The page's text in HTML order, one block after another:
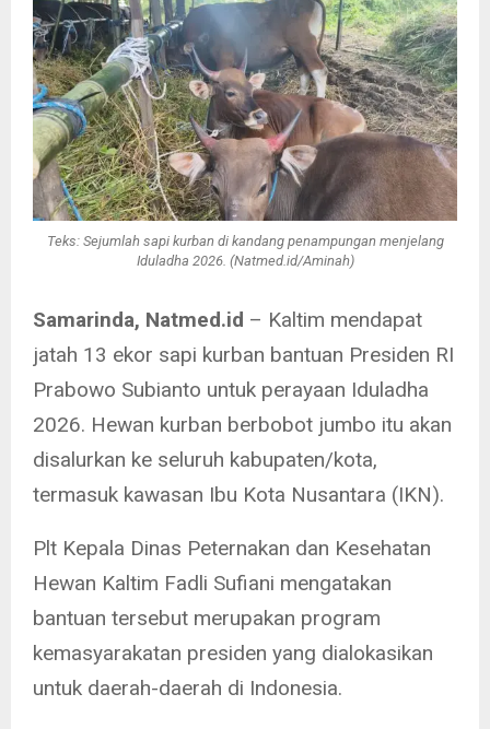
Teks: Sejumlah sapi kurban di kandang penampungan menjelang
Iduladha 2026. (Natmed.id/Aminah)
Samarinda, Natmed.id – Kaltim mendapat
jatah 13 ekor sapi kurban bantuan Presiden RI
Prabowo Subianto untuk perayaan Iduladha
2026. Hewan kurban berbobot jumbo itu akan
disalurkan ke seluruh kabupaten/kota,
termasuk kawasan Ibu Kota Nusantara (IKN).
Plt Kepala Dinas Peternakan dan Kesehatan
Hewan Kaltim Fadli Sufiani mengatakan
bantuan tersebut merupakan program
kemasyarakatan presiden yang dialokasikan
untuk daerah-daerah di Indonesia.